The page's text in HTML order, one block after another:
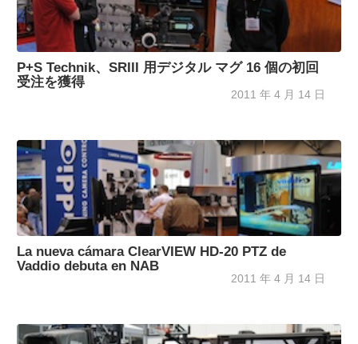
P+S Technik、SRIII 用デジタル マグ 16 個の初回
受注を獲得
2011 年 4 月 14 日
La nueva cámara ClearVIEW HD-20 PTZ de
Vaddio debuta en NAB
2011 年 4 月 14 日